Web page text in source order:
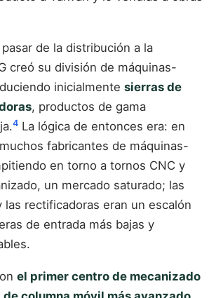
de la distribución a la
creó su división de máquinas-
inicialmente sierras de
, productos de gama
4 La lógica de entonces era: en
fabricantes de máquinas-
en torno a tornos CNC y
un mercado saturado; las
las rectificadoras eran un escalón
de entrada más bajas y
el primer centro de mecanizado